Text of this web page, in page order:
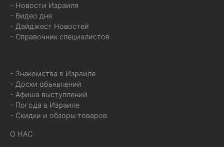
- Новости Израиля
- Видео дня
- Дайджест Новостей
- Справочник специалистов
- Знакомства в Израиле
- Доски объявлений
- Афиша выступлений
- Погода в Израиле
- Скидки и обзоры товаров
О НАС